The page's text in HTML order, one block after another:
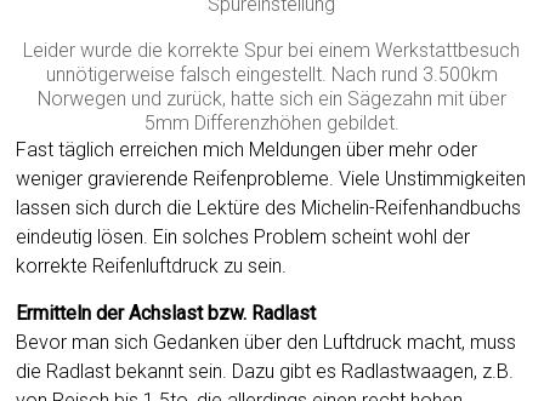
Leider wurde die korrekte Spur bei einem Werkstattbesuch
unnötigerweise falsch eingestellt. Nach rund 3.500km
Norwegen und zurück, hatte sich ein Sägezahn mit über
5mm Differenzhöhen gebildet.
Fast täglich erreichen mich Meldungen über mehr oder
weniger gravierende Reifenprobleme. Viele Unstimmigkeiten
lassen sich durch die Lektüre des Michelin-Reifenhandbuchs
eindeutig lösen. Ein solches Problem scheint wohl der
korrekte Reifenluftdruck zu sein.
Ermitteln der Achslast bzw. Radlast
Bevor man sich Gedanken über den Luftdruck macht, muss
die Radlast bekannt sein. Dazu gibt es Radlastwaagen, z.B.